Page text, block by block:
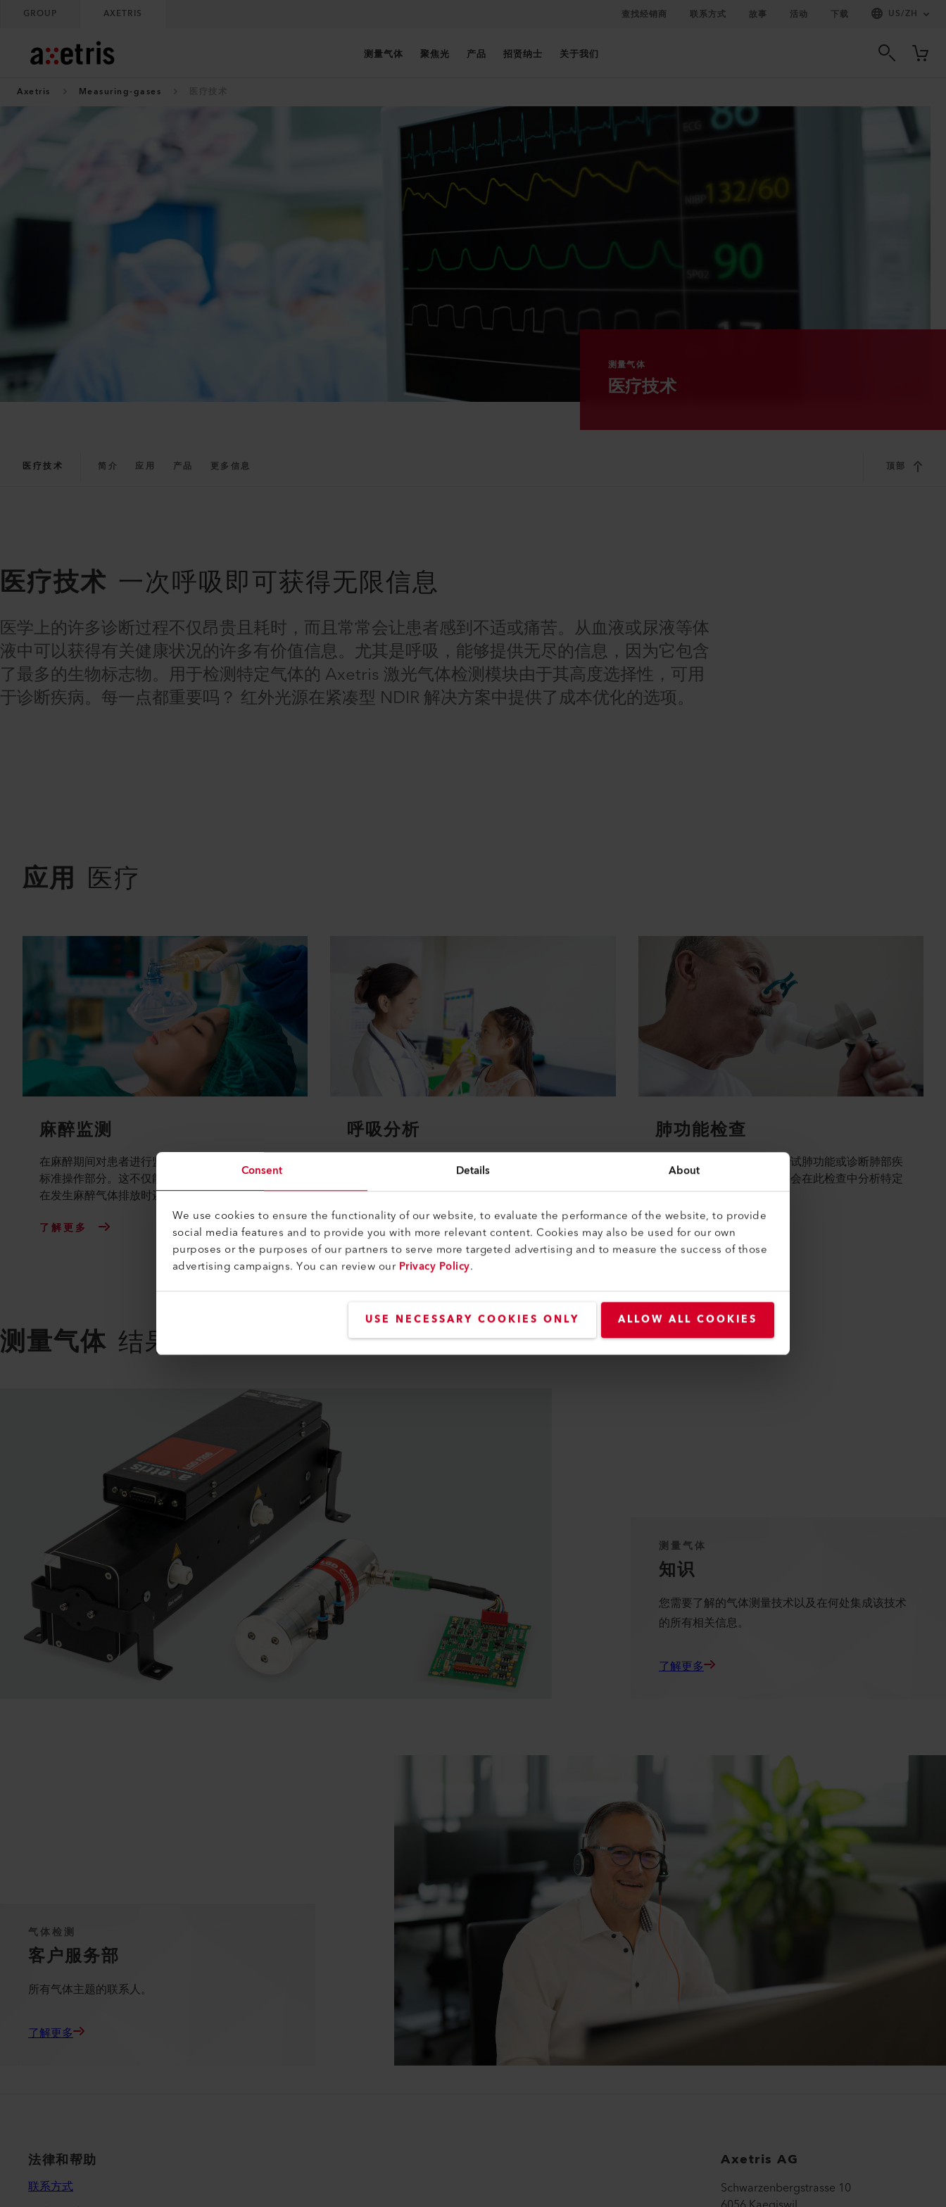
Consent Details About
We use cookies to ensure the functionality of our website, to evaluate the performance of the website, to provide
social media features and to provide you with more relevant content. Cookies may also be used for our own
purposes or the purposes of our partners to serve more targeted advertising and to measure the success of those
advertising campaigns. You can review ourPrivacy Policy.
USE NECESSARY COOKIES ONLY ALLOW ALL COOKIES
GROUP AXETRIS 查找经销商 联系方式 故事 活动 下载 US/ZH
测量气体 聚焦光 产品 招贤纳士 关于我们
Axetris Measuring-gases
测量气体
医疗技术
医疗技术 简介 应用 产品 更多信息 顶部
医疗技术 一次呼吸即可获得无限信息
医学上的许多诊断过程不仅昂贵且耗时，而且常常会让患者感到不适或痛苦。从血液或尿液等体
液中可以获得有关健康状况的许多有价值信息。尤其是呼吸，能够提供无尽的信息，因为它包含
了最多的生物标志物。用于检测特定气体的 Axetris 激光气体检测模块由于其高度选择性，可用
于诊断疾病。每一点都重要吗？ 红外光源在紧凑型 NDIR 解决方案中提供了成本优化的选项。
应用 医疗
麻醉监测
在麻醉期间对患者进行监测是目前任何手术过程的
标准操作部分。这不仅能够确保患者的安全，而且
在发生麻醉气体排放时还可以保护医务人员。
了解更多
呼吸分析
尽管有尖端的医学，但许多疾病常常由于发现得太
晚，给患者带来了巨大的痛苦，并因治疗产生了巨
额的医疗费用。疾病发现得越早，康复的机会就越
大，治疗费用也就越低。
了解更多
肺功能检查
肺功能检查在医学上用于测试肺功能或诊断肺部疾
病。除了分析各种容积，还会在此检查中分析特定
的气体。
了解更多
测量气体 结果超出您的预期
测量气体
知识
您需要了解的气体测量技术以及在何处集成该技术
的所有相关信息。
了解更多
气体检测
客户服务部
所有气体主题的联系人。
了解更多
法律和帮助
联系方式
Axetris AG
Schwarzenbergstrasse 10